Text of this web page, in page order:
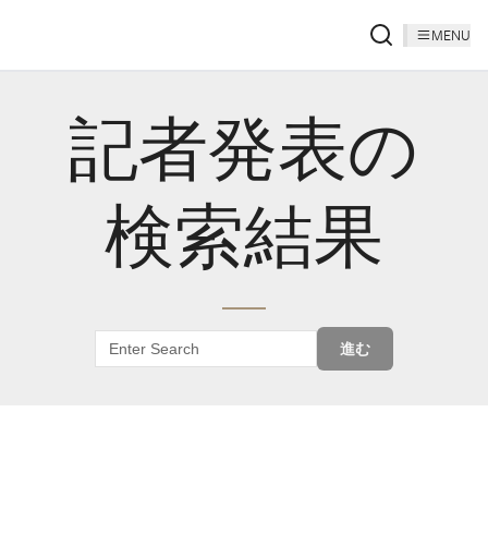
MENU
記者発表の
検索結果
進む